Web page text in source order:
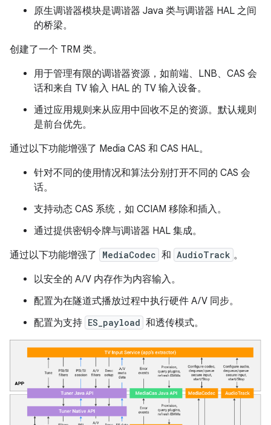
原生调谐器模块是调谐器 Java 类与调谐器 HAL 之间
的桥梁。
创建了一个 TRM 类。
用于管理有限的调谐器资源，如前端、LNB、CAS 会
话和来自 TV 输入 HAL 的 TV 输入设备。
通过应用规则来从应用中回收不足的资源。默认规则
是前台优先。
通过以下功能增强了 Media CAS 和 CAS HAL。
针对不同的使用情况和算法分别打开不同的 CAS 会
话。
支持动态 CAS 系统，如 CCIAM 移除和插入。
通过提供密钥令牌与调谐器 HAL 集成。
通过以下功能增强了
MediaCodec 和 AudioTrack 。
以安全的 A/V 内存作为内容输入。
配置为在隧道式播放过程中执行硬件 A/V 同步。
配置为支持 ES_payload 和透传模式。